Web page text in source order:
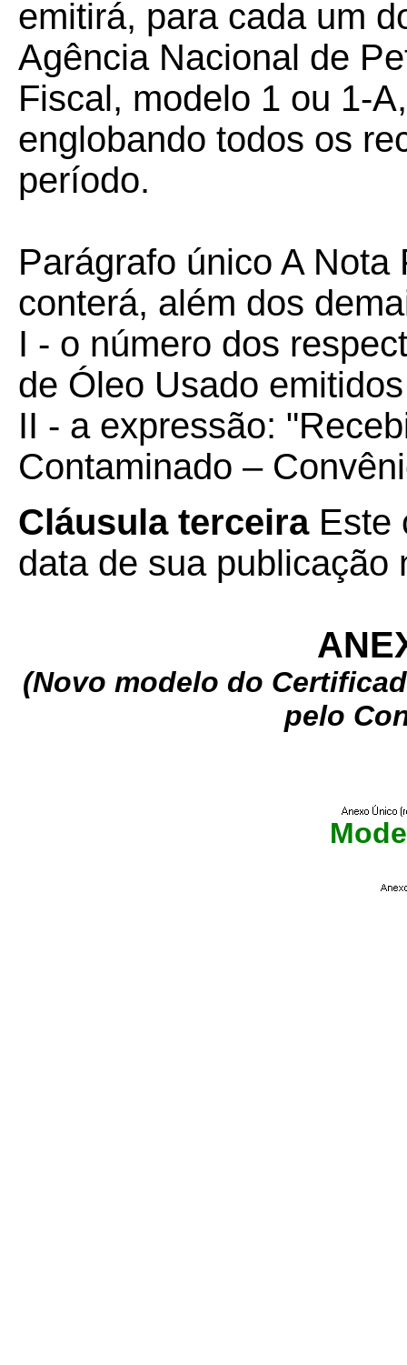
emitirá, para cada um
Agência Nacional de
Fiscal, modelo 1 ou 1-
englobando todos os
período.
Parágrafo único A
conterá, além dos
I - o número dos
de Óleo Usado
II - a expressão:
Contaminado –
Cláusula terceiraEste
data de sua publicação
(Novo modelo do
pelo